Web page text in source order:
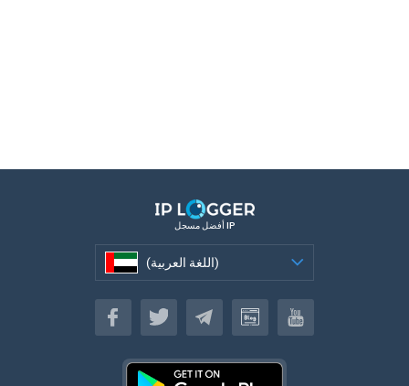
أفضل مسجل IP
(اللغة العربية)
(اللغة العربية)